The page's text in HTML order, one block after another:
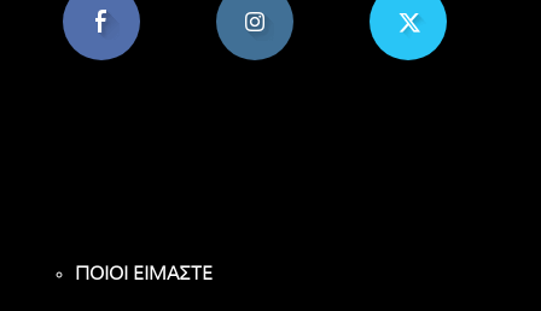
ΠΟΙΟΙ ΕΙΜΑΣΤΕ